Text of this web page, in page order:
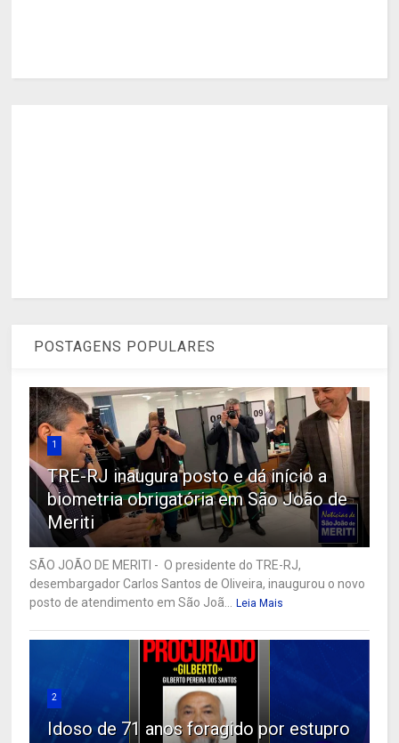
POSTAGENS POPULARES
1
TRE-RJ inaugura posto e dá início a
biometria obrigatória em São João de
Meriti
SÃO JOÃO DE MERITI - O presidente do TRE-RJ,
desembargador Carlos Santos de Oliveira, inaugurou o novo
posto de atendimento em São Joã...
Leia Mais
2
Idoso de 71 anos foragido por estupro